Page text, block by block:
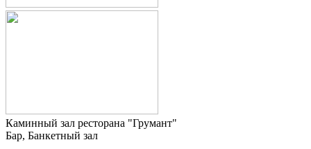
Каминный зал ресторана "Грумант"
Бар, Банкетный зал